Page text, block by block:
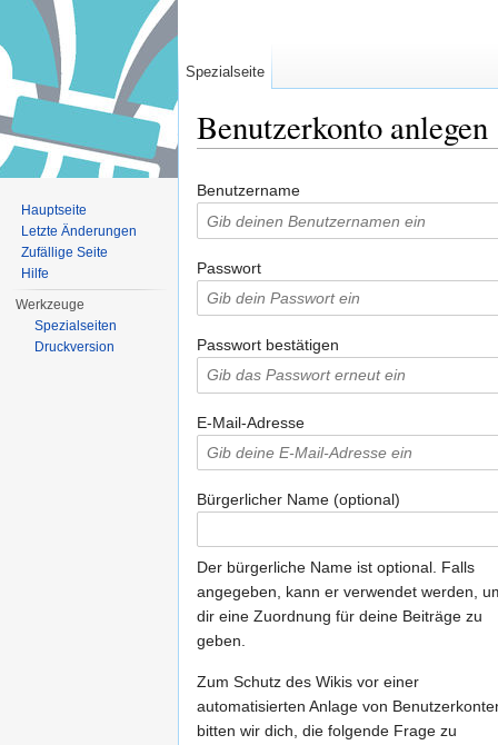
Benutzerkonto anlegen
Benutzername
Passwort
Passwort bestätigen
E-Mail-Adresse
Bürgerlicher Name (optional)
Der bürgerliche Name ist optional. Falls
angegeben, kann er verwendet werden,
dir eine Zuordnung für deine Beiträge zu
geben.
Zum Schutz des Wikis vor einer
automatisierten Anlage von
bitten wir dich, die folgende Frage zu
Spezialseite
Hauptseite
Letzte Änderungen
Zufällige Seite
Hilfe
Werkzeuge
Spezialseiten
Druckversion